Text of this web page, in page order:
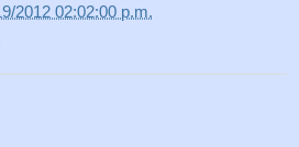
2012 02:02:00 p.m.